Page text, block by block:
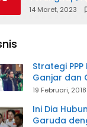
14 Maret, 2023
Strategi
Ganjar dan
19 Februari, 2018
Ini Dia
Garuda